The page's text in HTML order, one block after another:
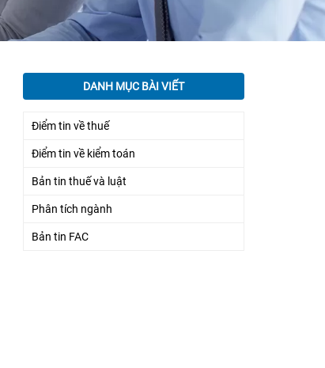
DANH MỤC BÀI VIẾT
Điểm tin về thuế
Điểm tin về kiểm toán
Bản tin thuế và luật
Phân tích ngành
Bản tin FAC